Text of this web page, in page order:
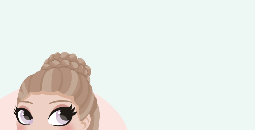
besteding van €10,-. Geldig tot en met